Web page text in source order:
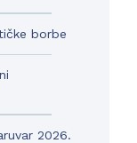
borbe
2026.